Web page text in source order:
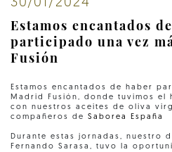
30/01/2024
Estamos encantados
participado una vez
Fusión
Estamos encantados de haber
Madrid Fusión, donde tuvimos el
con nuestros aceites de oliva
compañeros de Saborea España
Durante estas jornadas, nuestro
Fernando Sarasa, tuvo la